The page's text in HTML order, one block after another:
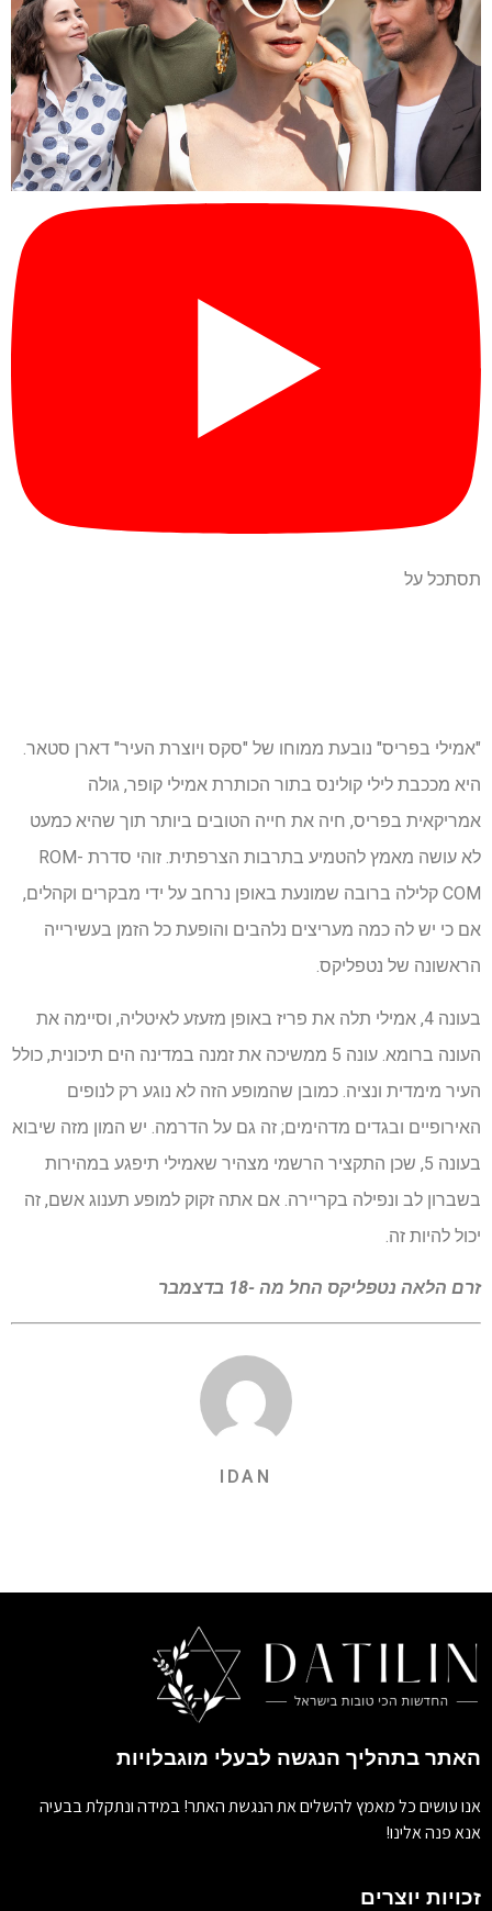
תסתכל על
"אמילי בפריס" נובעת ממוחו של "סקס ויוצרת העיר" דארן סטאר.
היא מככבת לילי קולינס בתור הכותרת אמילי קופר, גולה
אמריקאית בפריס, חיה את חייה הטובים ביותר תוך שהיא כמעט
לא עושה מאמץ להטמיע בתרבות הצרפתית. זוהי סדרת ROM-
COM קלילה ברובה שמונעת באופן נרחב על ידי מבקרים וקהלים,
אם כי יש לה כמה מעריצים נלהבים והופעת כל הזמן בעשירייה
הראשונה של נטפליקס.
בעונה 4, אמילי תלה את פריז באופן מזעזע לאיטליה, וסיימה את
העונה ברומא. עונה 5 ממשיכה את זמנה במדינה הים תיכונית, כולל
העיר מימדית ונציה. כמובן שהמופע הזה לא נוגע רק לנופים
האירופיים ובגדים מדהימים; זה גם על הדרמה. יש המון מזה שיבוא
בעונה 5, שכן התקציר הרשמי מצהיר שאמילי תיפגע במהירות
בשברון לב ונפילה בקריירה. אם אתה זקוק למופע תענוג אשם, זה
יכול להיות זה.
זרם הלאה נטפליקס החל מה -18 בדצמבר
IDAN
האתר בתהליך הנגשה לבעלי מוגבלויות
אנו עושים כל מאמץ להשלים את הנגשת האתר! במידה ונתקלת בבעיה
אנא פנה אלינו!
זכויות יוצרים